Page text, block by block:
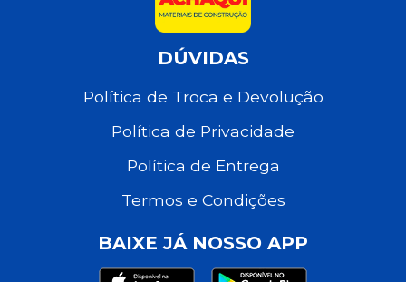
DÚVIDAS
Política de Troca e Devolução
Política de Privacidade
Política de Entrega
Termos e Condições
BAIXE JÁ NOSSO APP